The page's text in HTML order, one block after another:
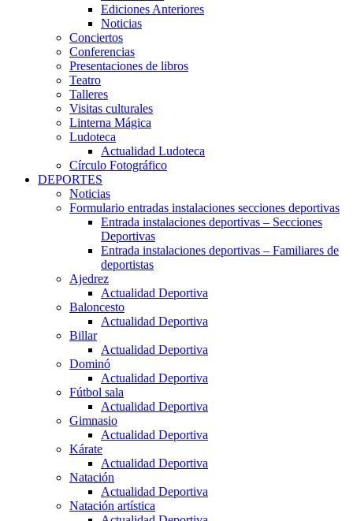
Ediciones Anteriores
Noticias
Conciertos
Conferencias
Presentaciones de libros
Teatro
Talleres
Visitas culturales
Linterna Mágica
Ludoteca
Actualidad Ludoteca
Círculo Fotográfico
DEPORTES
Noticias
Formulario entradas instalaciones secciones deportivas
Entrada instalaciones deportivas – Secciones
Deportivas
Entrada instalaciones deportivas – Familiares de
deportistas
Ajedrez
Actualidad Deportiva
Baloncesto
Actualidad Deportiva
Billar
Actualidad Deportiva
Dominó
Actualidad Deportiva
Fútbol sala
Actualidad Deportiva
Gimnasio
Actualidad Deportiva
Kárate
Actualidad Deportiva
Natación
Actualidad Deportiva
Natación artística